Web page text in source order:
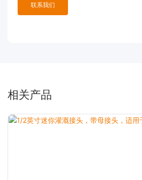
联系我们
相关产品